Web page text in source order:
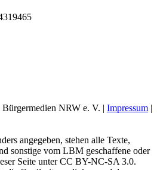
NRW e. V. | Impressum
angegeben, stehen alle Texte,
sonstige vom LBM geschaffene oder
Seite unter CC BY-NC-SA 3.0.